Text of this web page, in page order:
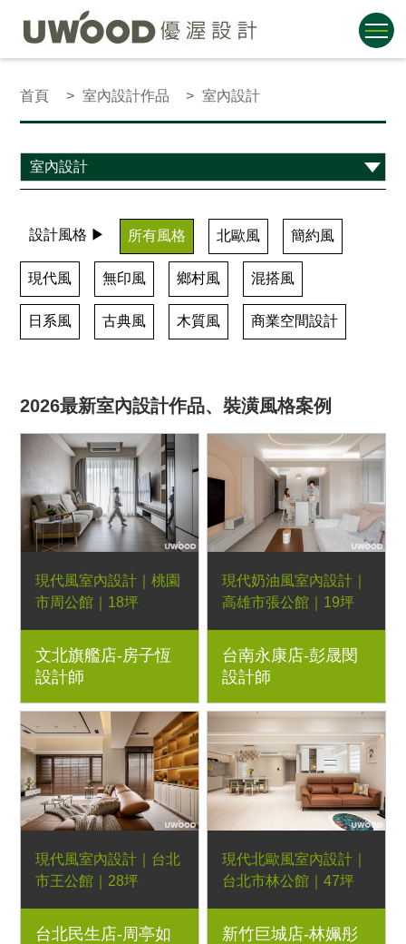
首頁 室內設計作品 室內設計
設計風格 ▶ 所有風格 北歐風 簡約風
現代風 無印風 鄉村風 混搭風
日系風 古典風 木質風 商業空間設計
2026最新室內設計作品、裝潢風格案例
現代風室內設計｜桃園
市周公館｜18坪
3房2廳｜優渥系統櫃、
藝術漆、玻璃滑門、木
作造型壁龕
文北旗艦店-房子恆
設計師
現代奶油風室內設計｜
高雄市張公館｜19坪
2+1房1廳｜優渥系統
櫃、Orderfloor超耐磨
木地板、造型壁板、六
角PVC幾何地板、玻璃
滑門、LED燈條
台南永康店-彭晟閔
設計師
現代風室內設計｜台北
市王公館｜28坪
3房2廳｜優渥系統櫃、
藝術漆、燈條、仿石紋
台北民生店-周亭如
現代北歐風室內設計｜
台北市林公館｜47坪
3房2廳｜優渥系統櫃、
Orderfloor超耐磨木地
新竹巨城店-林姵彤